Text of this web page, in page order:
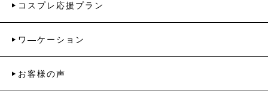
コスプレ応援プラン
ワ―ケーション
お客様の声